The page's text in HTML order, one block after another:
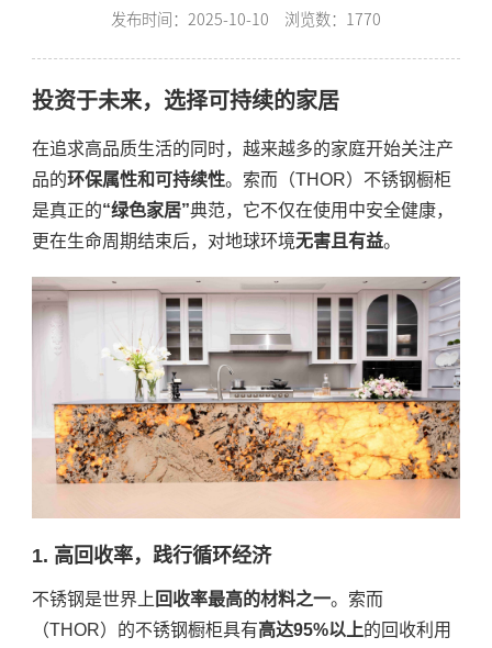
持续发展与环保理念？-索而
THOR
发布时间：2025-10-10 浏览数：1770
投资于未来，选择可持续的家居
在追求高品质生活的同时，越来越多的家庭开始关注产
品的环保属性和可持续性。索而（THOR）不锈钢橱柜
是真正的“绿色家居”典范，它不仅在使用中安全健康，
更在生命周期结束后，对地球环境无害且有益。
1. 高回收率，践行循环经济
不锈钢是世界上 回收率最高的材料之一。索而
（THOR）的不锈钢橱柜具有高达95%以上的回收利用